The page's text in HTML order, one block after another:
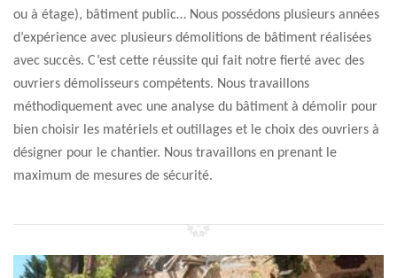
ou à étage), bâtiment public… Nous possédons plusieurs années
d’expérience avec plusieurs démolitions de bâtiment réalisées
avec succès. C’est cette réussite qui fait notre fierté avec des
ouvriers démolisseurs compétents. Nous travaillons
méthodiquement avec une analyse du bâtiment à démolir pour
bien choisir les matériels et outillages et le choix des ouvriers à
désigner pour le chantier. Nous travaillons en prenant le
maximum de mesures de sécurité.